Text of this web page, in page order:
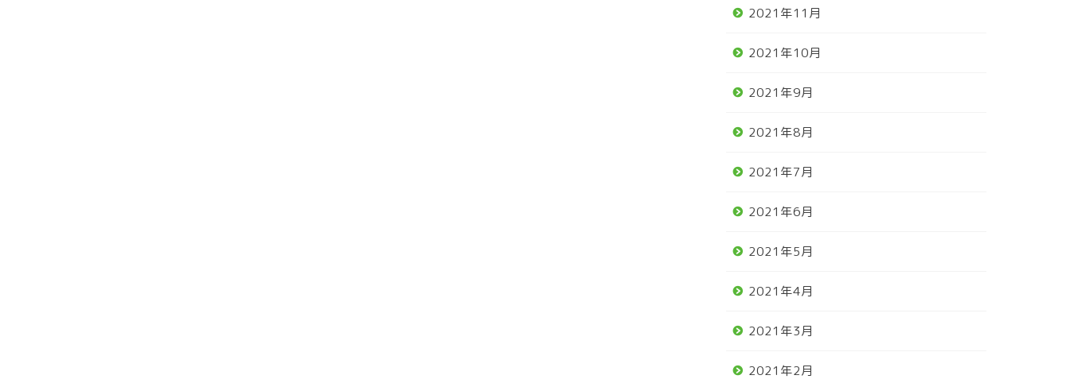
2021年11月
2021年10月
2021年9月
2021年8月
2021年7月
2021年6月
2021年5月
2021年4月
2021年3月
2021年2月